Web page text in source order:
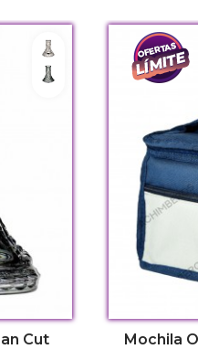
Mini Fan Cut Clear
Mini Glass Fan Cut
Cut Mochila